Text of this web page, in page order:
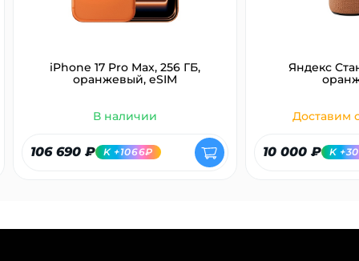
iPhone 17 Pro Max, 256 ГБ,
оранжевый, eSIM
В наличии
106 690 ₽ K +1066₽
Яндекс
Доставим
10 000 ₽ K